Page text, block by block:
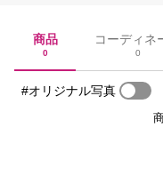
商品
0
コーディネ
0
#オリジナル写真